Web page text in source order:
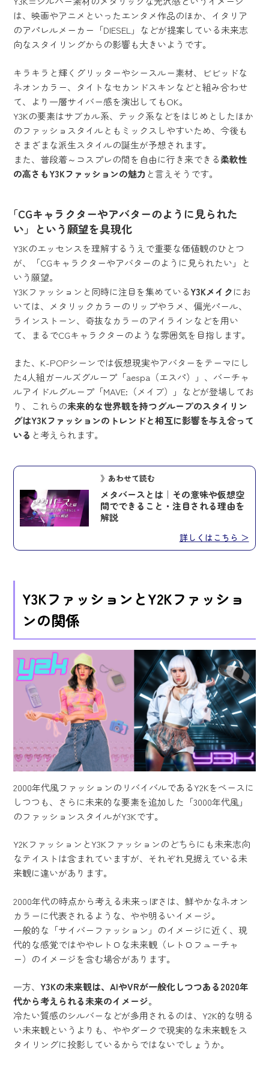
は、映画やアニメといったエンタメ作品のほか、イタリア
のアパレルメーカー「DIESEL」などが提案している未来志
向なスタイリングからの影響も大きいようです。
キラキラと輝くグリッターやシースルー素材、ビビッドな
ネオンカラー、タイトなセカンドスキンなどと組み合わせ
て、より一層サイバー感を演出してもOK。
Y3Kの要素はサブカル系、テック系などをはじめとしたほか
のファッショスタイルともミックスしやすいため、今後も
さまざまな派生スタイルの誕生が予想されます。
また、普段着～コスプレの間を自由に行き来できる柔軟性
の高さもY3Kファッションの魅力 と言えそうです。
「CGキャラクターやアバターのように見られた
い」という願望を具現化
Y3Kのエッセンスを理解するうえで重要な価値観のひとつ
が、「CGキャラクターやアバターのように見られたい」と
いう願望。
Y3Kファッションと同時に注目を集めているY3Kメイクにお
いては、メタリックカラーのリップやラメ、偏光パール、
ラインストーン、奇抜なカラーのアイラインなどを用い
て、まるでCGキャラクターのような雰囲気を目指します。
また、K-POPシーンでは仮想現実やアバターをテーマにし
た4人組ガールズグループ「aespa（エスパ）」、バーチャ
ルアイドルグループ「MAVE:（メイブ）」などが登場してお
り、これらの未来的な世界観を持つグループのスタイリン
グはY3Kファッションのトレンドと相互に影響を与え合って
いる と考えられます。
》あわせて読む
メタバースとは｜その意味や仮想空
間でできること・注目される理由を
解説
詳しくはこちら ＞
Y3KファッションとY2Kファッショ
ンの関係
2000年代風ファッションのリバイバルであるY2Kをベースに
しつつも、さらに未来的な要素を追加した「3000年代風」
のファッションスタイルがY3Kです。
Y2KファッションとY3Kファッションのどちらにも未来志向
なテイストは含まれていますが、それぞれ見据えている未
来観に違いがあります。
2000年代の時点から考える未来っぽさは、鮮やかなネオン
カラーに代表されるような、やや明るいイメージ。
一般的な「サイバーファッション」のイメージに近く、現
代的な感覚ではややレトロな未来観（レトロフューチャ
ー）のイメージを含む場合があります。
一方、 Y3Kの未来観は、AIやVRが一般化しつつある2020年
代から考えられる未来のイメージ。
冷たい質感のシルバーなどが多用されるのは、Y2K的な明る
い未来観というよりも、ややダークで現実的な未来観をス
タイリングに投影しているからではないでしょうか。